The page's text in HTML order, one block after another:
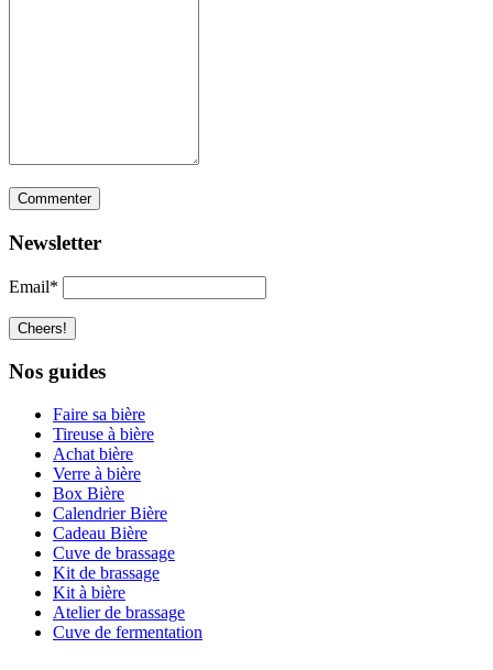
Newsletter
Email*
Nos guides
Faire sa bière
Tireuse à bière
Achat bière
Verre à bière
Box Bière
Calendrier Bière
Cadeau Bière
Cuve de brassage
Kit de brassage
Kit à bière
Atelier de brassage
Cuve de fermentation